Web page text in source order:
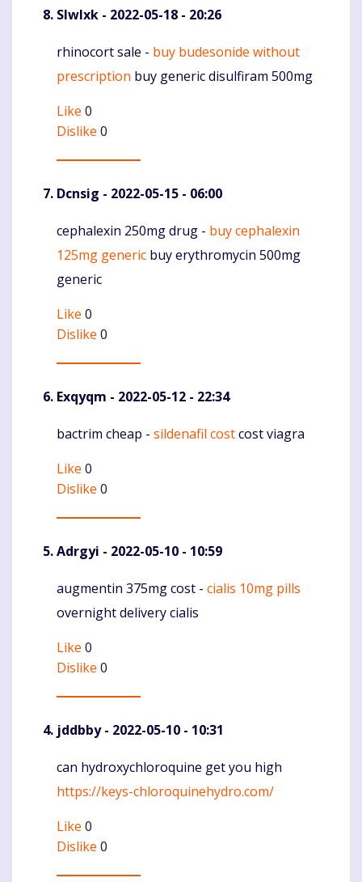
Slwlxk - 2022-05-18 - 20:26
Komentaras
rhinocort sale - buy budesonide without
prescription buy generic disulfiram 500mg
Like 0
Dislike 0
Dcnsig - 2022-05-15 - 06:00
Komentaras
cephalexin 250mg drug - buy cephalexin
125mg generic buy erythromycin 500mg
generic
Like 0
Dislike 0
Exqyqm - 2022-05-12 - 22:34
Komentaras
bactrim cheap - sildenafil costcost viagra
Like 0
Dislike 0
Adrgyi - 2022-05-10 - 10:59
Komentaras
augmentin 375mg cost - cialis 10mg pills
overnight delivery cialis
Like 0
Dislike 0
jddbby- 2022-05-10 - 10:31
Komentaras
can hydroxychloroquine get you high
https://keys-chloroquinehydro.com/
Like 0
Dislike 0